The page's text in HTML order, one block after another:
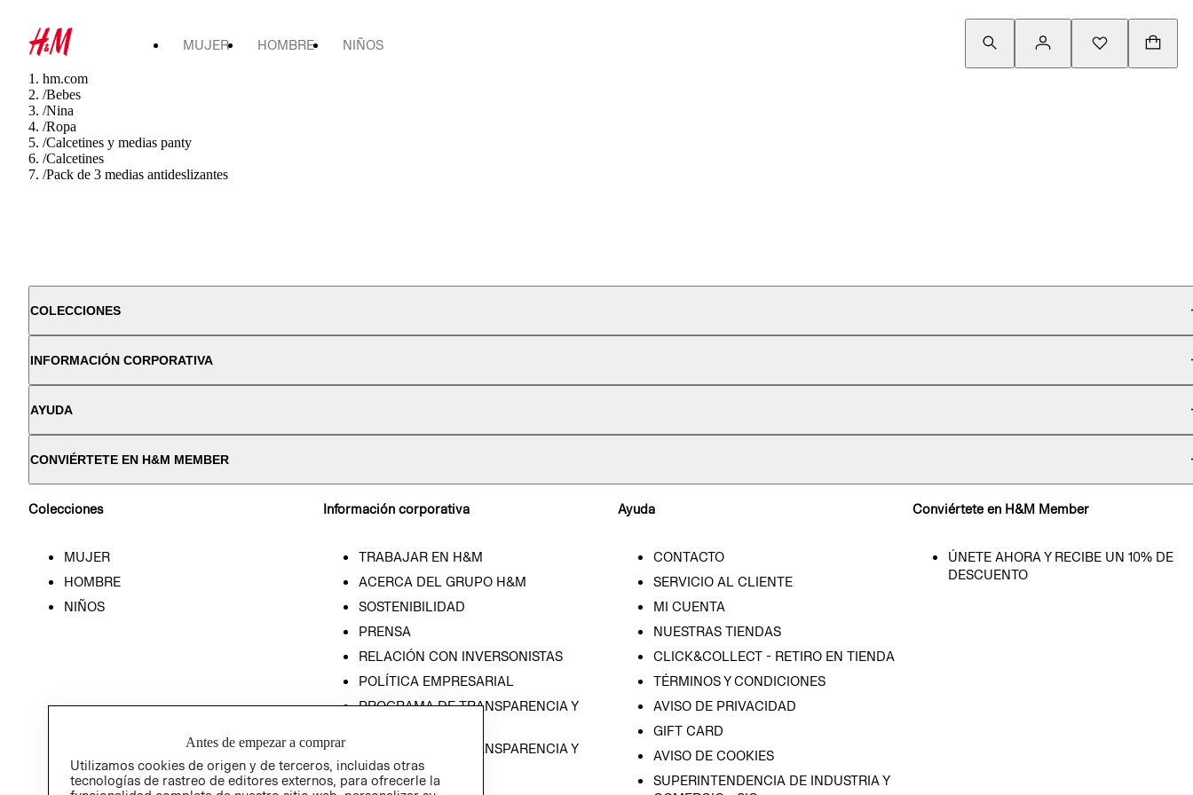
MUJER HOMBRE NIÑOS
hm.com
/Bebes
/Nina
/Ropa
/Calcetines y medias panty
/Calcetines
/Pack de 3 medias antideslizantes
COLECCIONES
INFORMACIÓN CORPORATIVA
AYUDA
CONVIÉRTETE EN H&M MEMBER
Colecciones
MUJER
HOMBRE
NIÑOS
Información corporativa
TRABAJAR EN H&M
ACERCA DEL GRUPO H&M
SOSTENIBILIDAD
PRENSA
RELACIÓN CON INVERSONISTAS
POLÍTICA EMPRESARIAL
PROGRAMA DE TRANSPARENCIA Y
PROGRAMA DE TRANSPARENCIA Y
ÉTICA (INGLÉS)
Ayuda
CONTACTO
SERVICIO AL CLIENTE
MI CUENTA
NUESTRAS TIENDAS
CLICK&COLLECT - RETIRO EN TIENDA
TÉRMINOS Y CONDICIONES
AVISO DE PRIVACIDAD
GIFT CARD
AVISO DE COOKIES
SUPERINTENDENCIA DE INDUSTRIA Y
Conviértete en H&M Member
ÚNETE AHORA Y RECIBE UN 10% DE
DESCUENTO
Antes de empezar a comprar
Utilizamos cookies de origen y de terceros, incluidas otras
tecnologías de rastreo de editores externos, para ofrecerle la